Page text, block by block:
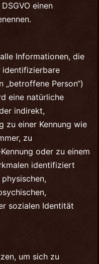
einen
Informationen, die
„betroffene Person“)
eine natürliche
indirekt,
zu einer Kennung wie
zu
oder zu einem
identifiziert
sozialen Identität
um sich zu